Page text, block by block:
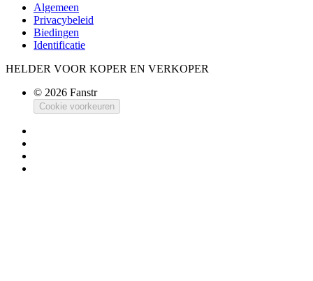
Algemeen
Privacybeleid
Biedingen
Identificatie
HELDER VOOR KOPER EN VERKOPER
© 2026 Fanstr
Cookie voorkeuren